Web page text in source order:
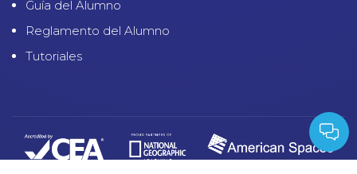
Guía del Alumno
Reglamento del Alumno
Tutoriales